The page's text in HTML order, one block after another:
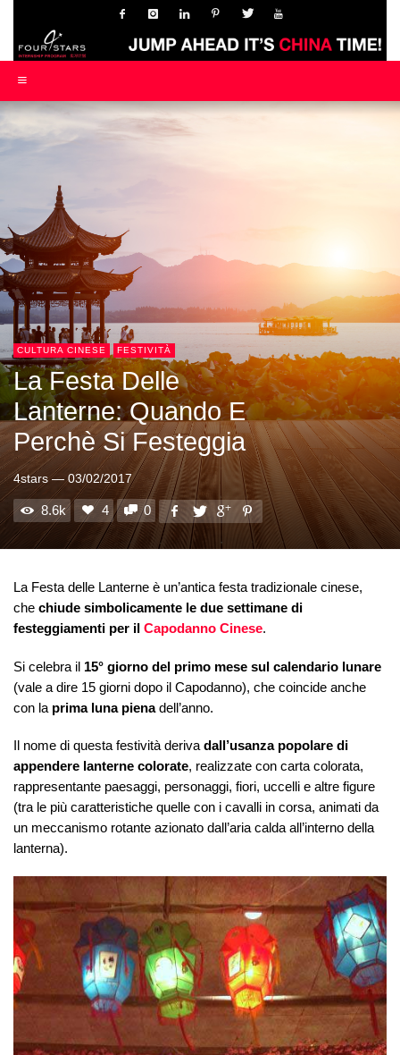
CULTURA CINESE FESTIVITÀ
La Festa Delle
Lanterne: Quando E
Perchè Si Festeggia
4stars — 03/02/2017
8.6k 4 0
La Festa delle Lanterne è un’antica festa tradizionale cinese,
che chiude simbolicamente le due settimane di
festeggiamenti per il Capodanno Cinese.
Si celebra il 15° giorno del primo mese sul calendario lunare
(vale a dire 15 giorni dopo il Capodanno), che coincide anche
con la prima luna pienadell’anno.
Il nome di questa festività deriva dall’usanza popolare di
appendere lanterne colorate, realizzate con carta colorata,
rappresentante paesaggi, personaggi, fiori, uccelli e altre figure
(tra le più caratteristiche quelle con i cavalli in corsa, animati da
un meccanismo rotante azionato dall’aria calda all’interno della
lanterna).